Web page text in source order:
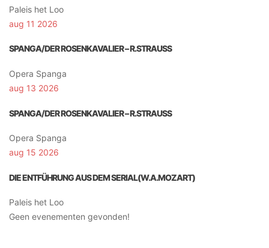
Paleis het Loo
aug 11 2026
SPANGA/DER ROSENKAVALIER – R.STRAUSS
Opera Spanga
aug 13 2026
SPANGA/DER ROSENKAVALIER – R.STRAUSS
Opera Spanga
aug 15 2026
DIE ENTFÜHRUNG AUS DEM SERIAL(W.A.MOZART)
Paleis het Loo
Geen evenementen gevonden!